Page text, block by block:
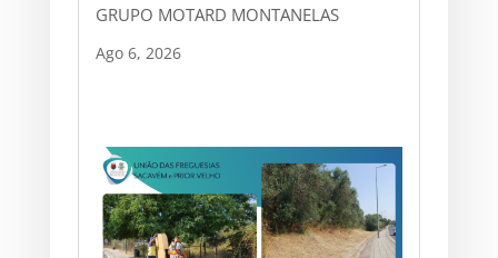
GRUPO MOTARD MONTANELAS
Ago 6, 2026